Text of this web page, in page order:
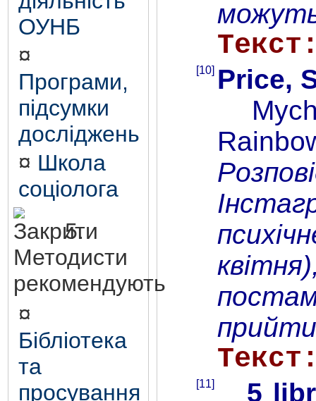
ОУНБ
¤
Програми,
підсумки
досліджень
¤ Школа
соціолога
5.
Методисти
рекомендують
¤
Бібліотека
та
просування
[10] Price,
[11]
5